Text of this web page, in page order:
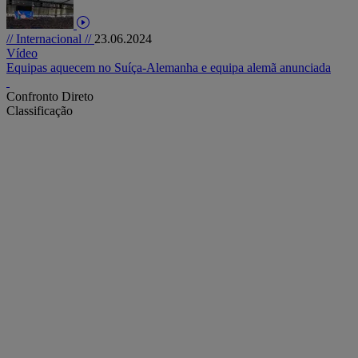
// Internacional // 23.06.2024
Vídeo
Equipas aquecem no Suíça-Alemanha e equipa alemã anunciada
Confronto Direto
Classificação